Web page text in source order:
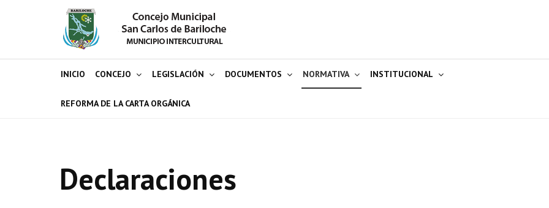
INICIO CONCEJO LEGISLACIÓN DOCUMENTOS NORMATIVA INSTITUCIONAL
REFORMA DE LA CARTA ORGÁNICA
Declaraciones